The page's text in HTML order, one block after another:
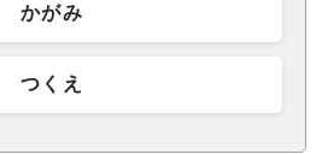
かがみ
つくえ